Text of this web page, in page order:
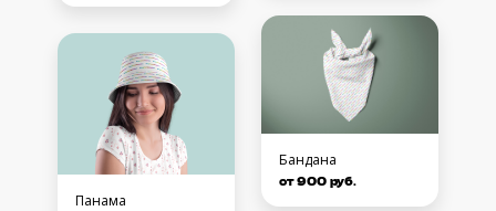
Панама
Бандана
от 900 руб.